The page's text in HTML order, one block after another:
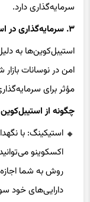
سرمایه‌گذاری دارد.
۳. سرمایه‌گذاری در استیبل‌کوین‌ها و کسب سود
استیبل‌کوین‌ها به
امن در نوسانات
مؤثر برای
چگونه از
استیکینگ: با
اکسکوینو
روش به شما
دارایی‌های خود